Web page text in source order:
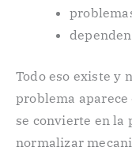
Todo eso existe y
problema
se convierte en la
normalizar